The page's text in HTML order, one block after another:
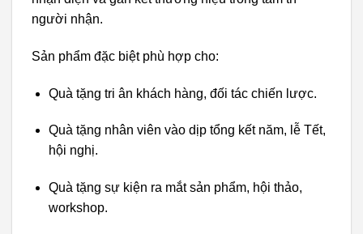
người nhận.
Sản phẩm đặc biệt phù hợp cho:
Quà tặng tri ân khách hàng, đối tác chiến lược.
Quà tặng nhân viên vào dịp tổng kết năm, lễ Tết,
hội nghị.
Quà tặng sự kiện ra mắt sản phẩm, hội thảo,
workshop.